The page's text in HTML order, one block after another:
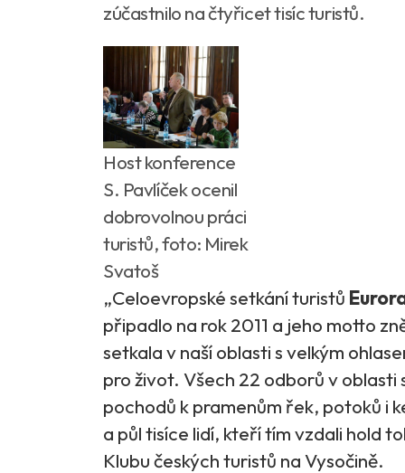
zúčastnilo na čtyřicet tisíc turistů.
Host konference
S. Pavlíček ocenil
dobrovolnou práci
turistů, foto: Mirek
Svatoš
„Celoevropské setkání turistů
připadlo na rok 2011 a jeho motto
setkala v naší oblasti s velkým
pro život. Všech 22 odborů v
pochodů k pramenům řek, potoků i
a půl tisíce lidí, kteří tím vzdali hold
Klubu českých turistů na Vysočině.